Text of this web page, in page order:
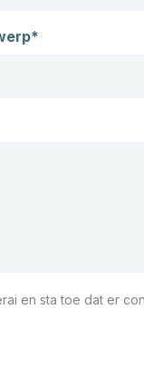
en sta toe dat er